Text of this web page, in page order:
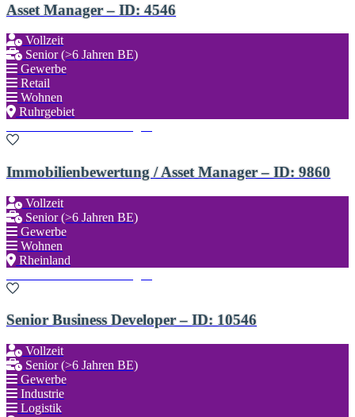
Asset Manager – ID: 4546
Vollzeit
Senior (>6 Jahren BE)
Gewerbe
Retail
Wohnen
Ruhrgebiet
Immobilienbewertung / Asset Manager – ID: 9860
Vollzeit
Senior (>6 Jahren BE)
Gewerbe
Wohnen
Rheinland
Senior Business Developer – ID: 10546
Vollzeit
Senior (>6 Jahren BE)
Gewerbe
Industrie
Logistik